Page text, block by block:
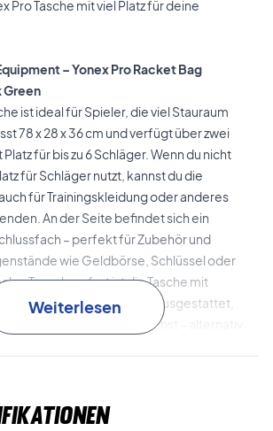
Pro Tasche mit viel Platz für deine
– Yonex Pro Racket Bag
Green
ist ideal für Spieler, die viel Stauraum
78 x 28 x 36 cm und verfügt über zwei
für bis zu 6 Schläger. Wenn du nicht
für Schläger nutzt, kannst du die
für Trainingskleidung oder anderes
An der Seite befindet sich ein
– perfekt für Zubehör und
wie Geldbörse, Schlüssel oder
Tragekomfort ist die Tasche mit
Schultergurten ausgestattet,
einen Rucksack tragen kannst – alternativ
Weiterlesen